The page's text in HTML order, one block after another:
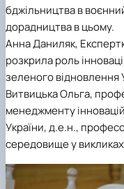
бджільництва в
дорадництва в цьому.
Анна Даниляк,
розкрила роль
зеленого відновлення
Витвицька Ольга,
менеджменту
України, д.е.н.,
середовище у